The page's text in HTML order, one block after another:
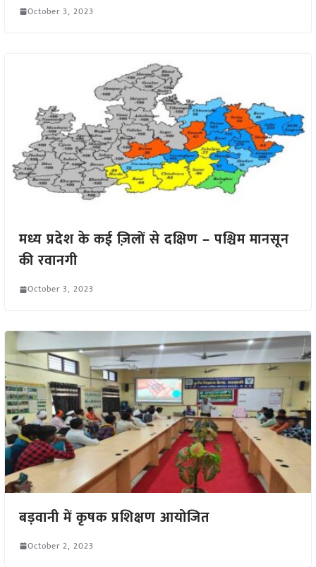
October 3, 2023
मध्य प्रदेश के कई ज़िलों से दक्षिण – पश्चिम मानसून
की रवानगी
October 3, 2023
बड़वानी में कृषक प्रशिक्षण आयोजित
October 2, 2023